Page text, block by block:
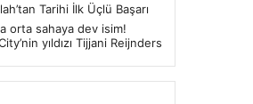
Tarihi İlk Üçlü Başarı
orta sahaya dev isim!
yıldızı Tijjani Reijnders